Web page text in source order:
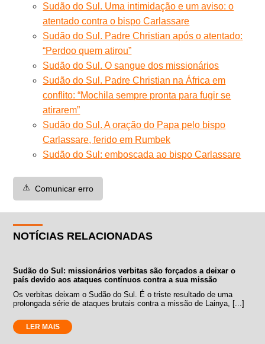
Sudão do Sul. Uma intimidação e um aviso: o
atentado contra o bispo Carlassare
Sudão do Sul. Padre Christian após o atentado:
“Perdoo quem atirou”
Sudão do Sul. O sangue dos missionários
Sudão do Sul. Padre Christian na África em
conflito: “Mochila sempre pronta para fugir se
atirarem”
Sudão do Sul. A oração do Papa pelo bispo
Carlassare, ferido em Rumbek
Sudão do Sul: emboscada ao bispo Carlassare
⚠️ Comunicar erro
NOTÍCIAS RELACIONADAS
Sudão do Sul: missionários verbitas são forçados a deixar o
país devido aos ataques contínuos contra a sua missão
Os verbitas deixam o Sudão do Sul. É o triste resultado de uma
prolongada série de ataques brutais contra a missão de Lainya, [...]
LER MAIS